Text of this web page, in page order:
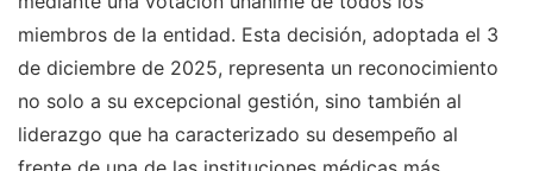
miembros de la entidad. Esta decisión, adoptada el 3
de diciembre de 2025, representa un reconocimiento
no solo a su excepcional gestión, sino también al
liderazgo que ha caracterizado su desempeño al